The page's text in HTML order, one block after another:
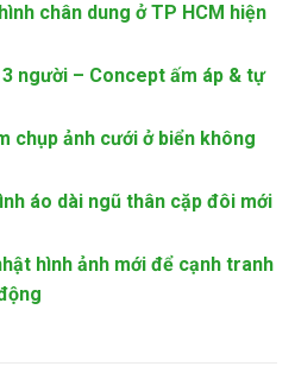
chân dung ở TP HCM hiện
người – Concept ấm áp & tự
chụp ảnh cưới ở biển không
áo dài ngũ thân cặp đôi mới
hình ảnh mới để cạnh tranh